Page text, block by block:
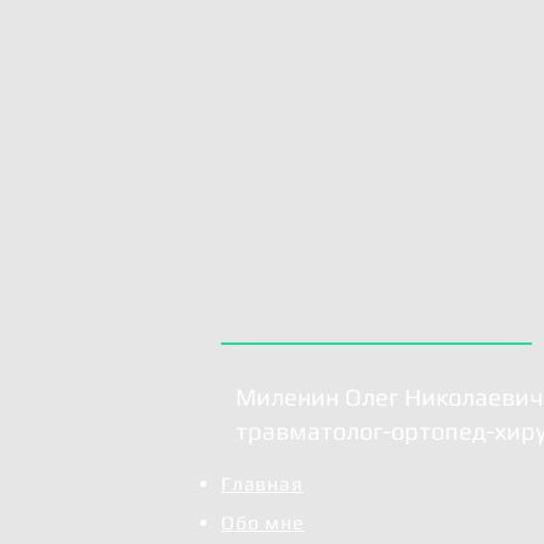
Миленин Олег Николаевич
травматолог-ортопед-
Главная
Обо мне